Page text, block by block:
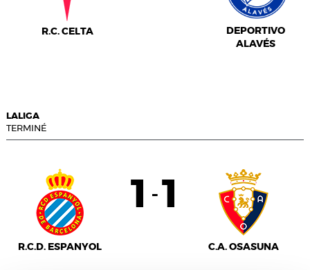
R.C. CELTA
DEPORTIVO
ALAVÉS
LALIGA
TERMINÉ
R.C.D. ESPANYOL
1 - 1
C.A. OSASUNA